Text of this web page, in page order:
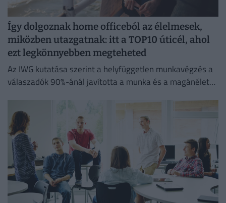
Így dolgoznak home officeból az élelmesek,
miközben utazgatnak: itt a TOP10 úticél, ahol
ezt legkönnyebben megteheted
Az IWG kutatása szerint a helyfüggetlen munkavégzés a
válaszadók 90%-ánál javította a munka és a magánélet